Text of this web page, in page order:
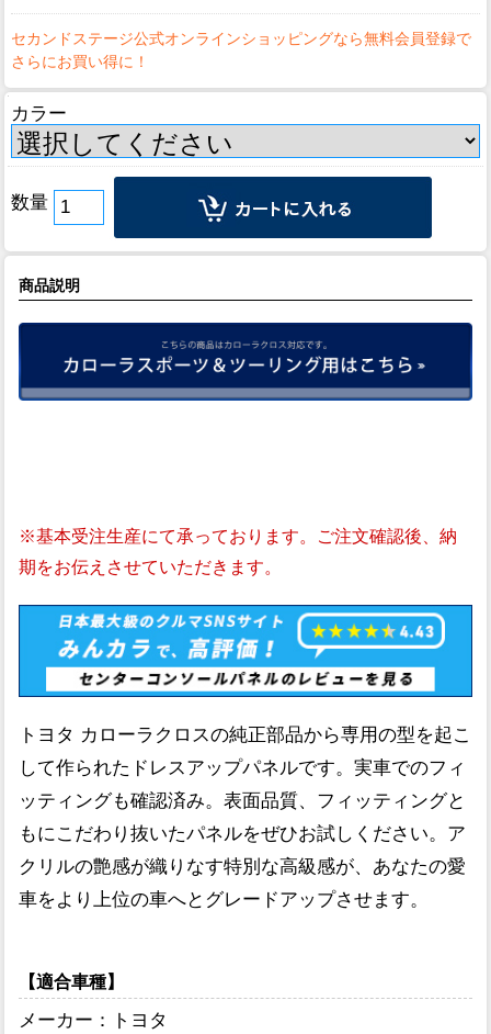
カラー
数量
商品説明
※基本受注生産にて承っております。ご注文確認後、納
期をお伝えさせていただきます。
トヨタ カローラクロスの純正部品から専用の型を起こ
して作られたドレスアップパネルです。実車でのフィ
ッティングも確認済み。表面品質、フィッティングと
もにこだわり抜いたパネルをぜひお試しください。ア
クリルの艶感が織りなす特別な高級感が、あなたの愛
車をより上位の車へとグレードアップさせます。
【適合車種】
メーカー：トヨタ